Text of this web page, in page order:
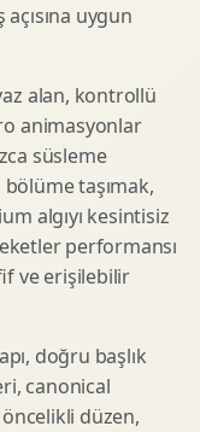
uygun
alan, kontrollü
animasyonlar
süsleme
taşımak,
algıyı kesintisiz
performansı
ve erişilebilir
doğru başlık
canonical
düzen,